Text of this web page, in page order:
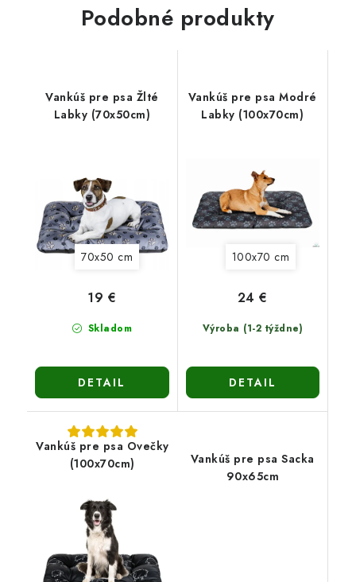
Podobné produkty
Vankúš pre psa Žlté
Labky (70x50cm)
70x50 cm
Skladom
19 €
DETAIL
Vankúš pre psa Modré
Labky (100x70cm)
100x70 cm
Výroba (1-2 týždne)
24 €
DETAIL
Vankúš pre psa Ovečky
(100x70cm)
Vankúš pre psa Sacka
90x65cm